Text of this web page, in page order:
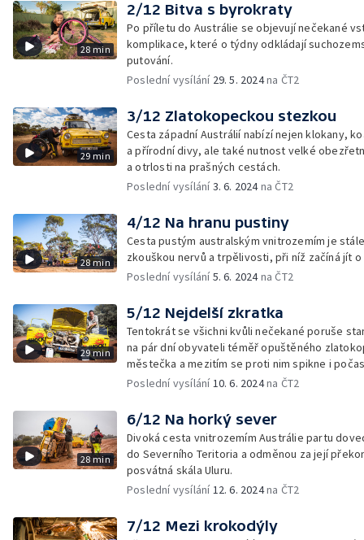
28 min
2/12 Bitva s byrokraty
Po příletu do Austrálie se objevují nečekané
komplikace, které o týdny odkládají
putování.
Poslední vysílání 29. 5. 2024na ČT2
29 min
3/12 Zlatokopeckou stezkou
Cesta západní Austrálií nabízí nejen klokany,
a přírodní divy, ale také nutnost velké
a otrlosti na prašných cestách.
Poslední vysílání3. 6. 2024na ČT2
28 min
4/12 Na hranu pustiny
Cesta pustým australským vnitrozemím je
zkouškou nervů a trpělivosti, při níž začíná jít o
Poslední vysílání5. 6. 2024na ČT2
29 min
5/12 Nejdelší zkratka
Tentokrát se všichni kvůli nečekané poruše
na pár dní obyvateli téměř opuštěného
městečka a mezitím se proti nim spikne i
Poslední vysílání10. 6. 2024na ČT2
28 min
6/12 Na horký sever
Divoká cesta vnitrozemím Austrálie partu
do Severního Teritoria a odměnou za její
posvátná skála Uluru.
Poslední vysílání12. 6. 2024na ČT2
7/12 Mezi krokodýly